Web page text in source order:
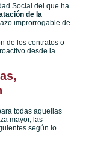
Social del que ha
de la
improrrogable de
de los contratos o
desde la
todas aquellas
mayor, las
según lo